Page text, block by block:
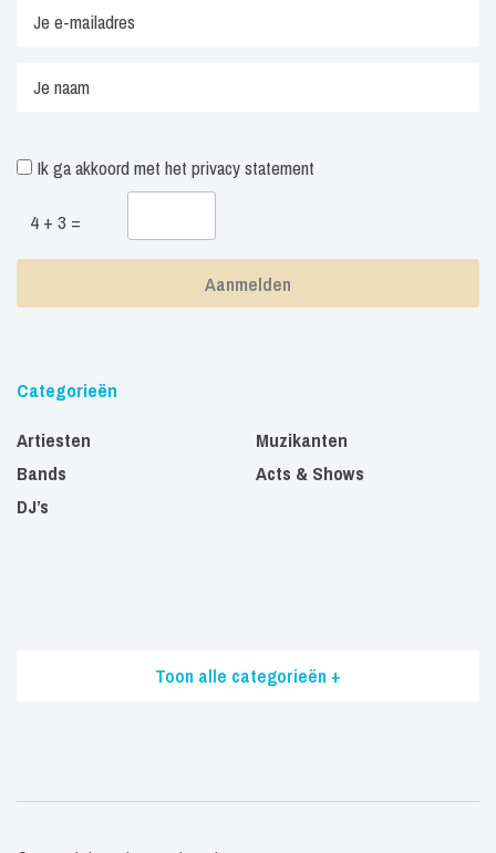
Ik ga akkoord met het privacy statement
4 + 3 =
Categorieën
Artiesten
Bands
DJ’s
Muzikanten
Acts & Shows
Toon alle categorieën +